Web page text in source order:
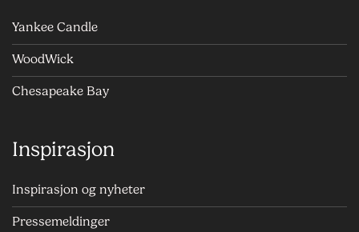
Yankee Candle
WoodWick
Chesapeake Bay
Inspirasjon
Inspirasjon og nyheter
Pressemeldinger